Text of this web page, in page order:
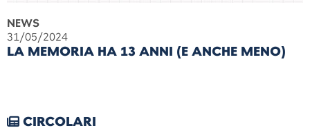
NEWS
31/05/2024
LA MEMORIA HA 13 ANNI (E ANCHE MENO)
CIRCOLARI